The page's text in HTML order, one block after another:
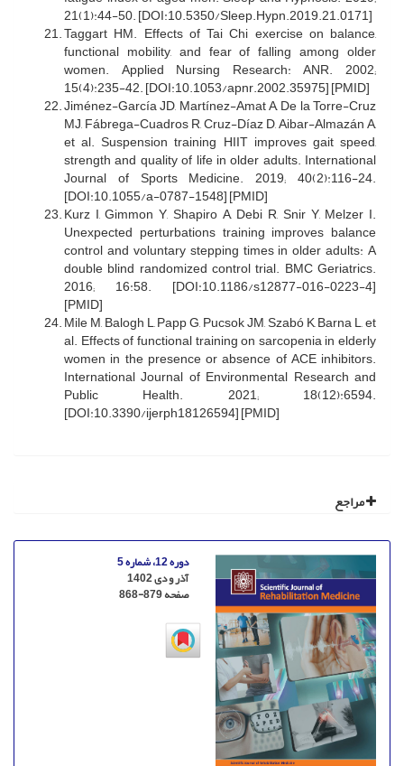
21(1):44-50. [DOI:10.5350/Sleep.Hypn.2019.21.0171]
Taggart HM. Effects of Tai Chi exercise on balance,
functional mobility, and fear of falling among older
women. Applied Nursing Research: ANR. 2002;
15(4):235-42. [DOI:10.1053/apnr.2002.35975] [PMID]
Jiménez-García JD, Martínez-Amat A, De la Torre-Cruz
MJ, Fábrega-Cuadros R, Cruz-Díaz D, Aibar-Almazán A,
et al. Suspension training HIIT improves gait speed,
strength and quality of life in older adults. International
Journal of Sports Medicine. 2019; 40(2):116-24.
[DOI:10.1055/a-0787-1548] [PMID]
Kurz I, Gimmon Y, Shapiro A, Debi R, Snir Y, Melzer I.
Unexpected perturbations training improves balance
control and voluntary stepping times in older adults: A
double blind randomized control trial. BMC Geriatrics.
2016; 16:58. [DOI:10.1186/s12877-016-0223-4]
[PMID]
Mile M, Balogh L, Papp G, Pucsok JM, Szabó K, Barna L, et
al. Effects of functional training on sarcopenia in elderly
women in the presence or absence of ACE inhibitors.
International Journal of Environmental Research and
Public Health. 2021; 18(12):6594.
[DOI:10.3390/ijerph18126594] [PMID]
مراجع
دوره 12، شماره 5
آذر و دی 1402
صفحه868-879